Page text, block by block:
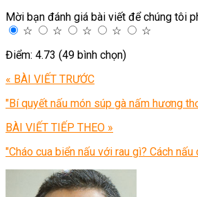
Mời bạn đánh giá bài viết để chúng tôi
☆
☆ ☆ ☆
☆
Điểm: 4.73 (49 bình chọn)
« BÀI VIẾT TRƯỚC
"Bí quyết nấu món súp gà nấm hương
BÀI VIẾT TIẾP THEO »
"Cháo cua biển nấu với rau gì? Cách nấu